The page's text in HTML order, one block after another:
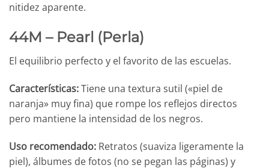
nitidez aparente.
44M – Pearl (Perla)
El equilibrio perfecto y el favorito de las escuelas.
Características:Tiene una textura sutil («piel de
naranja» muy fina) que rompe los reflejos directos
pero mantiene la intensidad de los negros.
Uso recomendado: Retratos (suaviza ligeramente la
piel), álbumes de fotos (no se pegan las páginas) y